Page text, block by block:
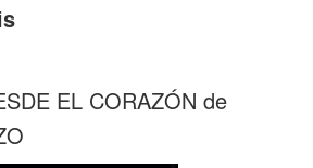
EL CORAZÓN de